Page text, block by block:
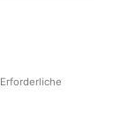
Erforderliche